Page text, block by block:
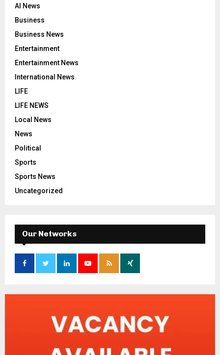
AI News
Business
Business News
Entertainment
Entertainment News
International News
LIFE
LIFE NEWS
Local News
News
Political
Sports
Sports News
Uncategorized
Our Networks